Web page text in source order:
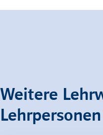
Weitere
Lehrpersonen